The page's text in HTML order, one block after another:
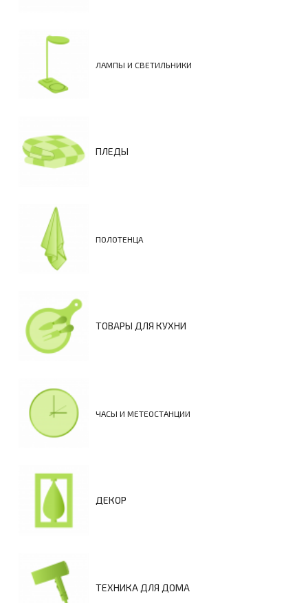
ЛАМПЫ И СВЕТИЛЬНИКИ
ПЛЕДЫ
ПОЛОТЕНЦА
ТОВАРЫ ДЛЯ КУХНИ
ЧАСЫ И МЕТЕОСТАНЦИИ
ДЕКОР
ТЕХНИКА ДЛЯ ДОМА